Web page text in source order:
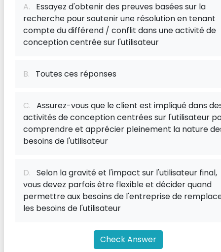
A. Essayez d'obtenir des preuves basées sur la
recherche pour soutenir une résolution en tenant
compte du différend / conflit dans une activité de
conception centrée sur l'utilisateur
B. Toutes ces réponses
C. Assurez-vous que le client est impliqué dans
activités de conception centrées sur l'utilisateur
comprendre et apprécier pleinement la nature
besoins de l'utilisateur
D. Selon la gravité et l'impact sur l'utilisateur final,
vous devez parfois être flexible et décider quand
permettre aux besoins de l'entreprise de
les besoins de l'utilisateur
Check Answer